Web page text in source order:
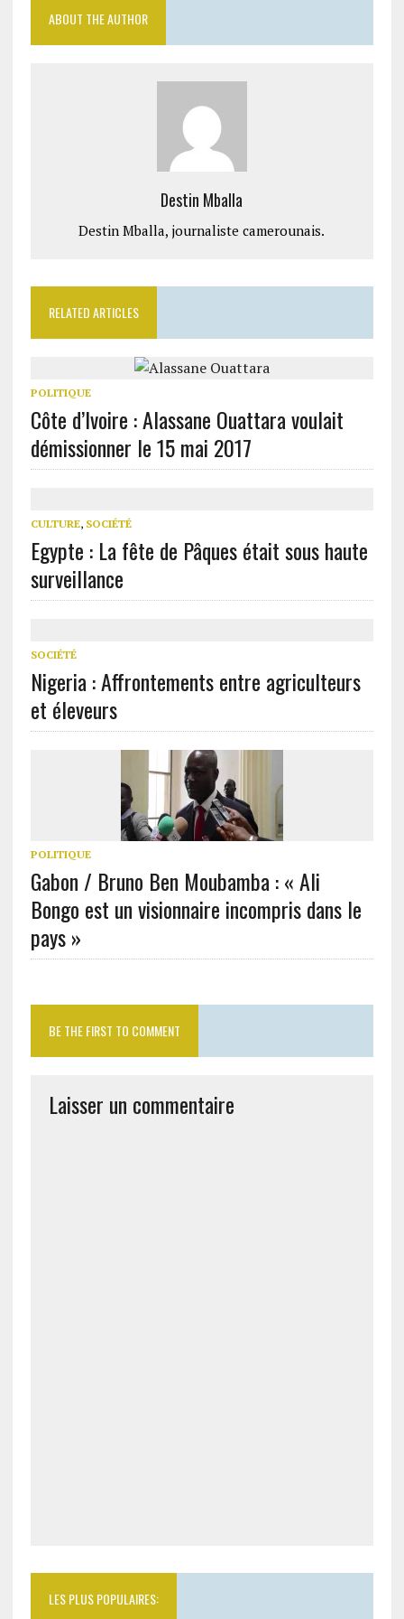
ABOUT THE AUTHOR
Destin Mballa
Destin Mballa, journaliste camerounais.
RELATED ARTICLES
POLITIQUE
Côte d’Ivoire : Alassane Ouattara voulait
démissionner le 15 mai 2017
CULTURE, SOCIÉTÉ
Egypte : La fête de Pâques était sous haute
surveillance
SOCIÉTÉ
Nigeria : Affrontements entre agriculteurs
et éleveurs
POLITIQUE
Gabon / Bruno Ben Moubamba : « Ali
Bongo est un visionnaire incompris dans le
pays »
BE THE FIRST TO COMMENT
Laisser un commentaire
LES PLUS POPULAIRES: